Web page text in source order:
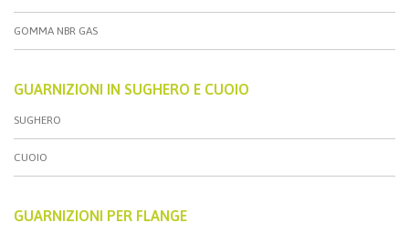
GOMMA NBR GAS
GUARNIZIONI IN SUGHERO E CUOIO
SUGHERO
CUOIO
GUARNIZIONI PER FLANGE